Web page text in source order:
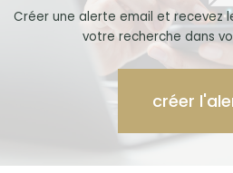
Créer une alerte email et recevez
votre recherche dans
créer